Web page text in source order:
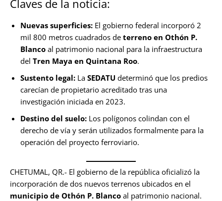
Claves de la noticia:
Nuevas superficies: El gobierno federal incorporó 2
mil 800 metros cuadrados de terreno en Othón P.
Blanco al patrimonio nacional para la infraestructura
del Tren Maya en Quintana Roo.
Sustento legal: La SEDATU determinó que los predios
carecían de propietario acreditado tras una
investigación iniciada en 2023.
Destino del suelo: Los polígonos colindan con el
derecho de vía y serán utilizados formalmente para la
operación del proyecto ferroviario.
CHETUMAL, QR.- El gobierno de la república oficializó la
incorporación de dos nuevos terrenos ubicados en el
municipio de Othón P. Blanco al patrimonio nacional.